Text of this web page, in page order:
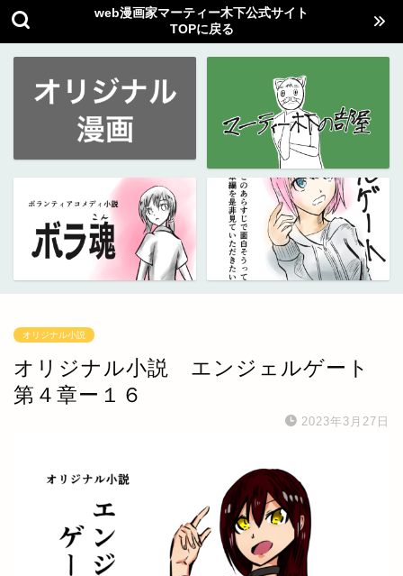
web漫画家マーティー木下公式サイト
TOPに戻る
オリジナル小説
オリジナル小説 エンジェルゲート
第４章ー１６
2023年3月27日